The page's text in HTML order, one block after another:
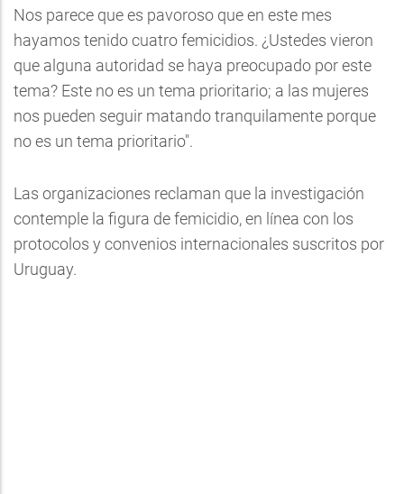
Nos parece que es pavoroso que en este mes
hayamos tenido cuatro femicidios. ¿Ustedes vieron
que alguna autoridad se haya preocupado por este
tema? Este no es un tema prioritario; a las mujeres
nos pueden seguir matando tranquilamente porque
no es un tema prioritario".
Las organizaciones reclaman que la investigación
contemple la figura de femicidio, en línea con los
protocolos y convenios internacionales suscritos por
Uruguay.